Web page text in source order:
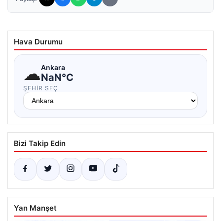
Hava Durumu
☁Ankara
NaN°C
ŞEHIR SEÇ
Bizi Takip Edin
Yan Manşet